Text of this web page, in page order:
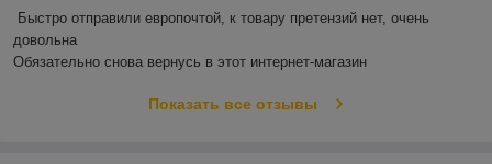
Быстро отправили европочтой, к товару претензий нет, очень
довольна
Обязательно снова вернусь в этот интернет-магазин
Показать все отзывы